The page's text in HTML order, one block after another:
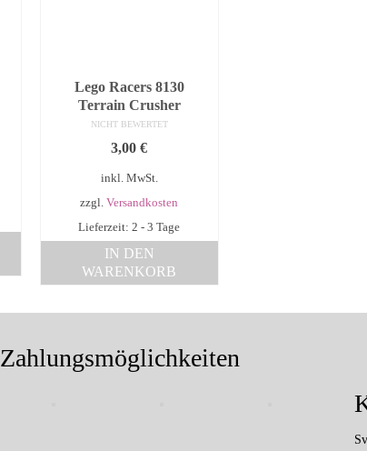
Lego Racers 8130
Terrain Crusher
NICHT BEWERTET
3,00€
inkl. MwSt.
zzgl.Versandkosten
Lieferzeit: 2 - 3 Tage
IN DEN
WARENKORB
Zahlungsmöglichkeiten